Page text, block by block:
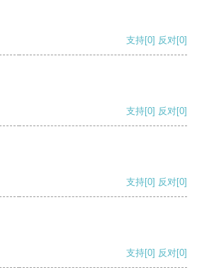
支持[0] 反对[0]
支持[0] 反对[0]
支持[0] 反对[0]
支持[0] 反对[0]